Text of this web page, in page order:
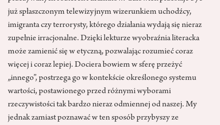
już spłaszczonym telewizyjnym wizerunkiem uchodźcy,
imigranta czy terrorysty, którego działania wydają się nieraz
zupełnie irracjonalne. Dzięki lekturze wyobraźnia literacka
może zamienić się w etyczną, pozwalając rozumieć coraz
więcej i coraz lepiej. Dociera bowiem w sferę przeżyć
„innego”, postrzega go w kontekście określonego systemu
wartości, postawionego przed różnymi wyborami
rzeczywistości tak bardzo nieraz odmiennej od naszej. My
jednak zamiast poznawać w ten sposób przybyszy ze